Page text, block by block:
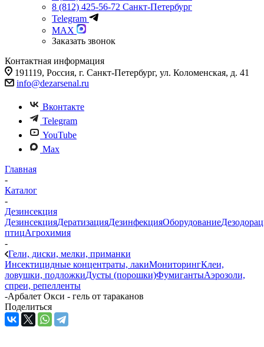
8 (812) 425-56-72 Санкт-Петербург
Telegram
MAX
Заказать звонок
Контактная информация
191119, Россия, г. Санкт-Петербург, ул. Коломенская, д. 41
info@dezarsenal.ru
Вконтакте
Telegram
YouTube
Max
Главная
-
Каталог
-
Дезинсекция
ДезинсекцияДератизацияДезинфекцияОборудование
птицАгрохимия
-
Гели, диски, мелки, приманки
Инсектицидные концентраты, лакиМониторингКлеи,
ловушки, подложкиДусты (порошки)ФумигантыАэрозоли,
спреи, репелленты
-Арбалет Окси - гель от тараканов
Поделиться